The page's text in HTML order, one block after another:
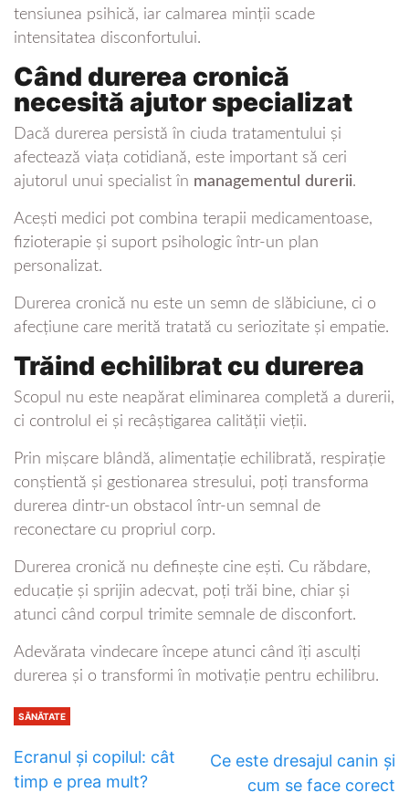
tensiunea psihică, iar calmarea minții scade
intensitatea disconfortului.
Când durerea cronică
necesită ajutor specializat
Dacă durerea persistă în ciuda tratamentului și
afectează viața cotidiană, este important să ceri
ajutorul unui specialist în managementul durerii.
Acești medici pot combina terapii medicamentoase,
fizioterapie și suport psihologic într-un plan
personalizat.
Durerea cronică nu este un semn de slăbiciune, ci o
afecțiune care merită tratată cu seriozitate și empatie.
Trăind echilibrat cu durerea
Scopul nu este neapărat eliminarea completă a durerii,
ci controlul ei și recâștigarea calității vieții.
Prin mișcare blândă, alimentație echilibrată, respirație
conștientă și gestionarea stresului, poți transforma
durerea dintr-un obstacol într-un semnal de
reconectare cu propriul corp.
Durerea cronică nu definește cine ești. Cu răbdare,
educație și sprijin adecvat, poți trăi bine, chiar și
atunci când corpul trimite semnale de disconfort.
Adevărata vindecare începe atunci când îți asculți
durerea și o transformi în motivație pentru echilibru.
SĂNĂTATE
Ecranul și copilul: cât
timp e prea mult?
Ce este dresajul canin și
cum se face corect